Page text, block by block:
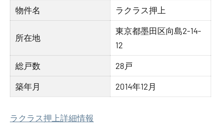
物件名 ラクラス押上
所在地
東京都墨田区向島2-14-
12
総戸数 28戸
築年月 2014年12月
ラクラス押上詳細情報